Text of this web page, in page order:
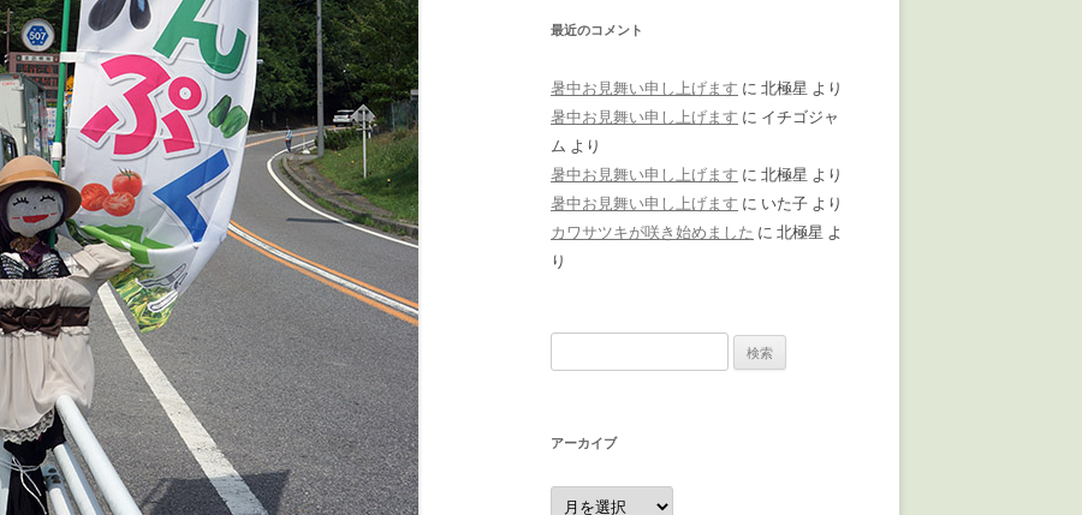
最近のコメント
暑中お見舞い申し上げます に 北極星 より
暑中お見舞い申し上げます に イチゴジャ
ム より
暑中お見舞い申し上げます に 北極星 より
暑中お見舞い申し上げます に いた子 より
カワサツキが咲き始めました に 北極星 よ
り
索:
アーカイブ
ア